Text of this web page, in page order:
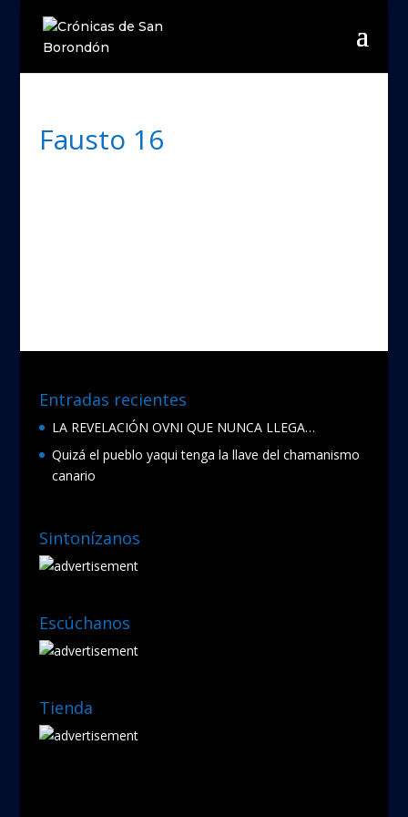
Fausto 16
Entradas recientes
LA REVELACIÓN OVNI QUE NUNCA LLEGA…
Quizá el pueblo yaqui tenga la llave del chamanismo
canario
Sintonízanos
Escúchanos
Tienda